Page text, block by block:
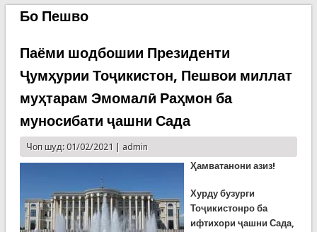
Бо Пешво
Паёми шодбошии Президенти
Ҷумҳурии Тоҷикистон, Пешвои миллат
муҳтарам Эмомалӣ Раҳмон ба
муносибати ҷашни Сада
Чоп шуд: 01/02/2021 | admin
Ҳамватанони азиз!
Хурду бузурги
Тоҷикистонро ба
ифтихори ҷашни Сада,